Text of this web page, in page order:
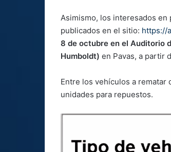
Asimismo, los interesados
publicados en el sitio: https://
8 de octubre en el Auditorio
Humboldt) en Pavas, a partir
Entre los vehículos a rematar
unidades para repuestos.